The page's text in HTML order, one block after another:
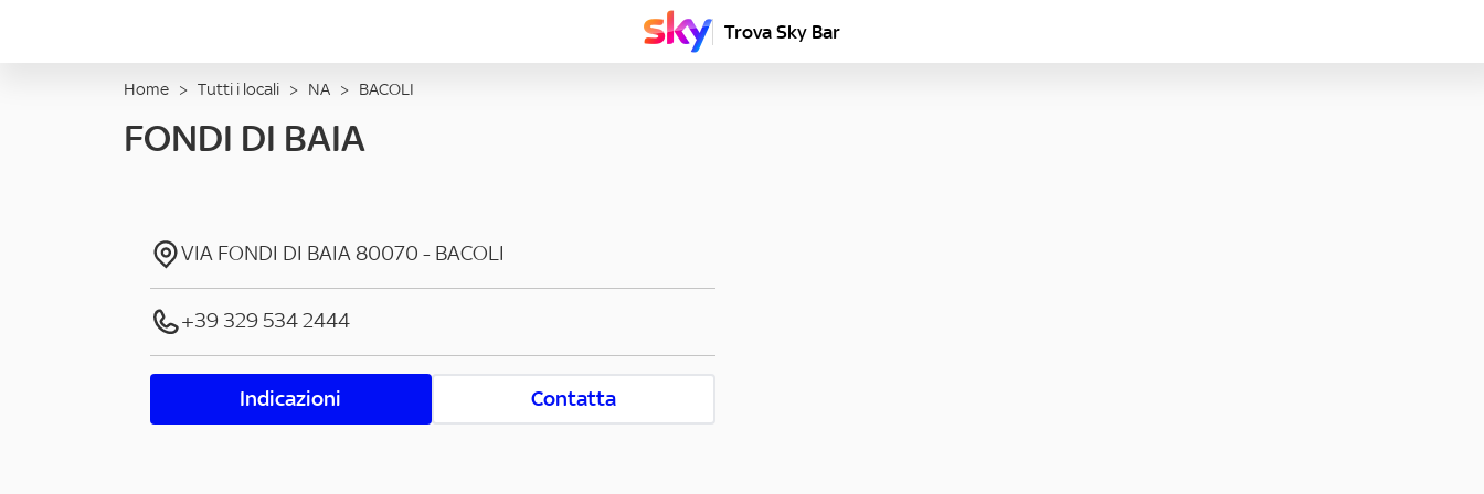
Trova Sky Bar
Home > Tutti i locali > NA > BACOLI
FONDI DI BAIA
VIA FONDI DI BAIA80070 - BACOLI
+39 329 534 2444
Indicazioni Contatta